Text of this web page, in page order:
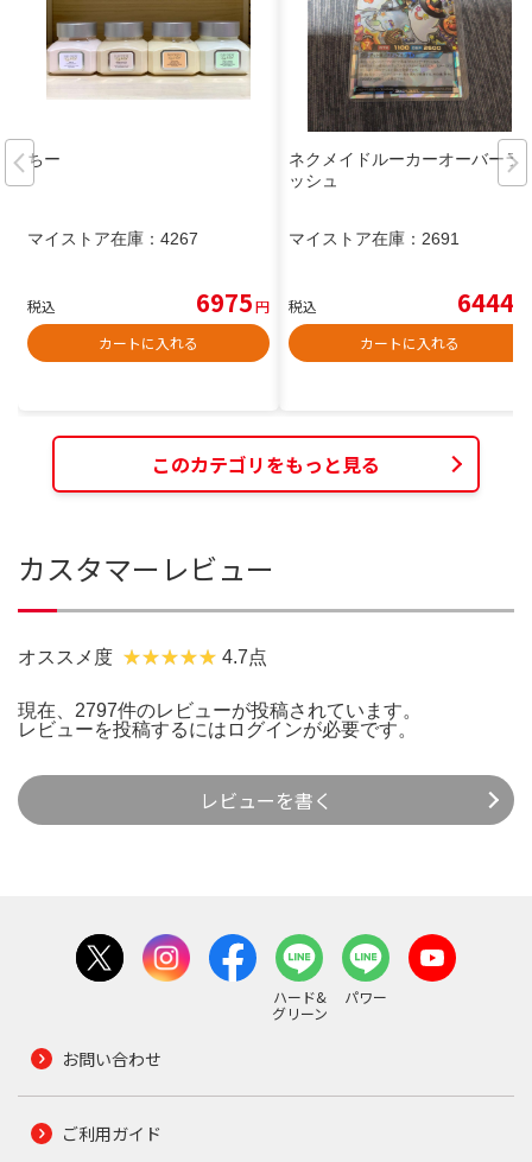
ちー
マイストア在庫： 4267
税込 6975円
カートに入れる
ネクメイドルーカーオーバーラ
ッシュ
マイストア在庫： 2691
税込 6444
カートに入れる
このカテゴリをもっと見る
カスタマーレビュー
オススメ度 4.7点
現在、2797件のレビューが投稿されています。
レビューを投稿するには ログインが必要です。
レビューを書く
ハード&
グリーン
パワー
お問い合わせ
ご利用ガイド